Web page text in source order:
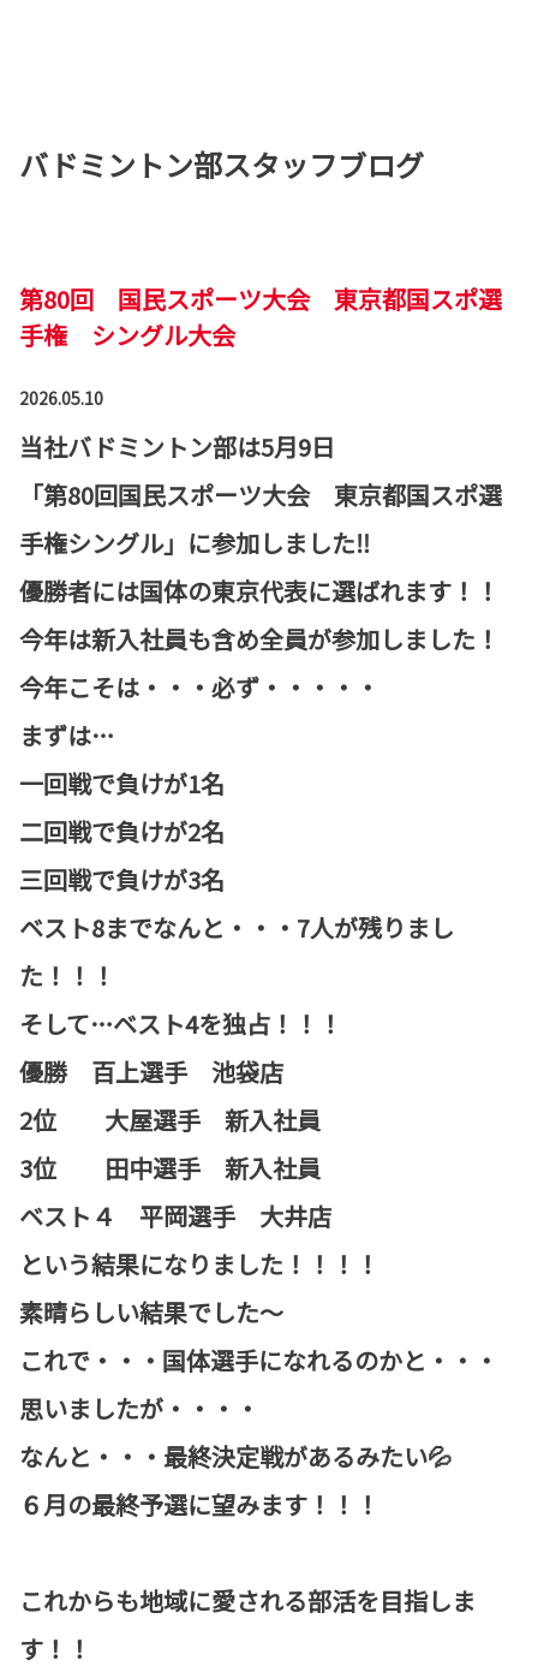
バドミントン部スタッフブログ
第80回 国民スポーツ大会 東京都国スポ選
手権 シングル大会
2026.05.10
当社バドミントン部は5月9日
「第80回国民スポーツ大会 東京都国スポ選
手権シングル」に参加しました‼︎
優勝者には国体の東京代表に選ばれます！！
今年は新入社員も含め全員が参加しました！
今年こそは・・・必ず・・・・・
まずは…
一回戦で負けが1名
二回戦で負けが2名
三回戦で負けが3名
ベスト8までなんと・・・7人が残りまし
た！！！
そして…ベスト4を独占！！！
優勝 百上選手 池袋店
2位 大屋選手 新入社員
3位 田中選手 新入社員
ベスト４ 平岡選手 大井店
という結果になりました！！！！
素晴らしい結果でした～
これで・・・国体選手になれるのかと・・・
思いましたが・・・・
なんと・・・最終決定戦があるみたい💦
６月の最終予選に望みます！！！
これからも地域に愛される部活を目指しま
す！！